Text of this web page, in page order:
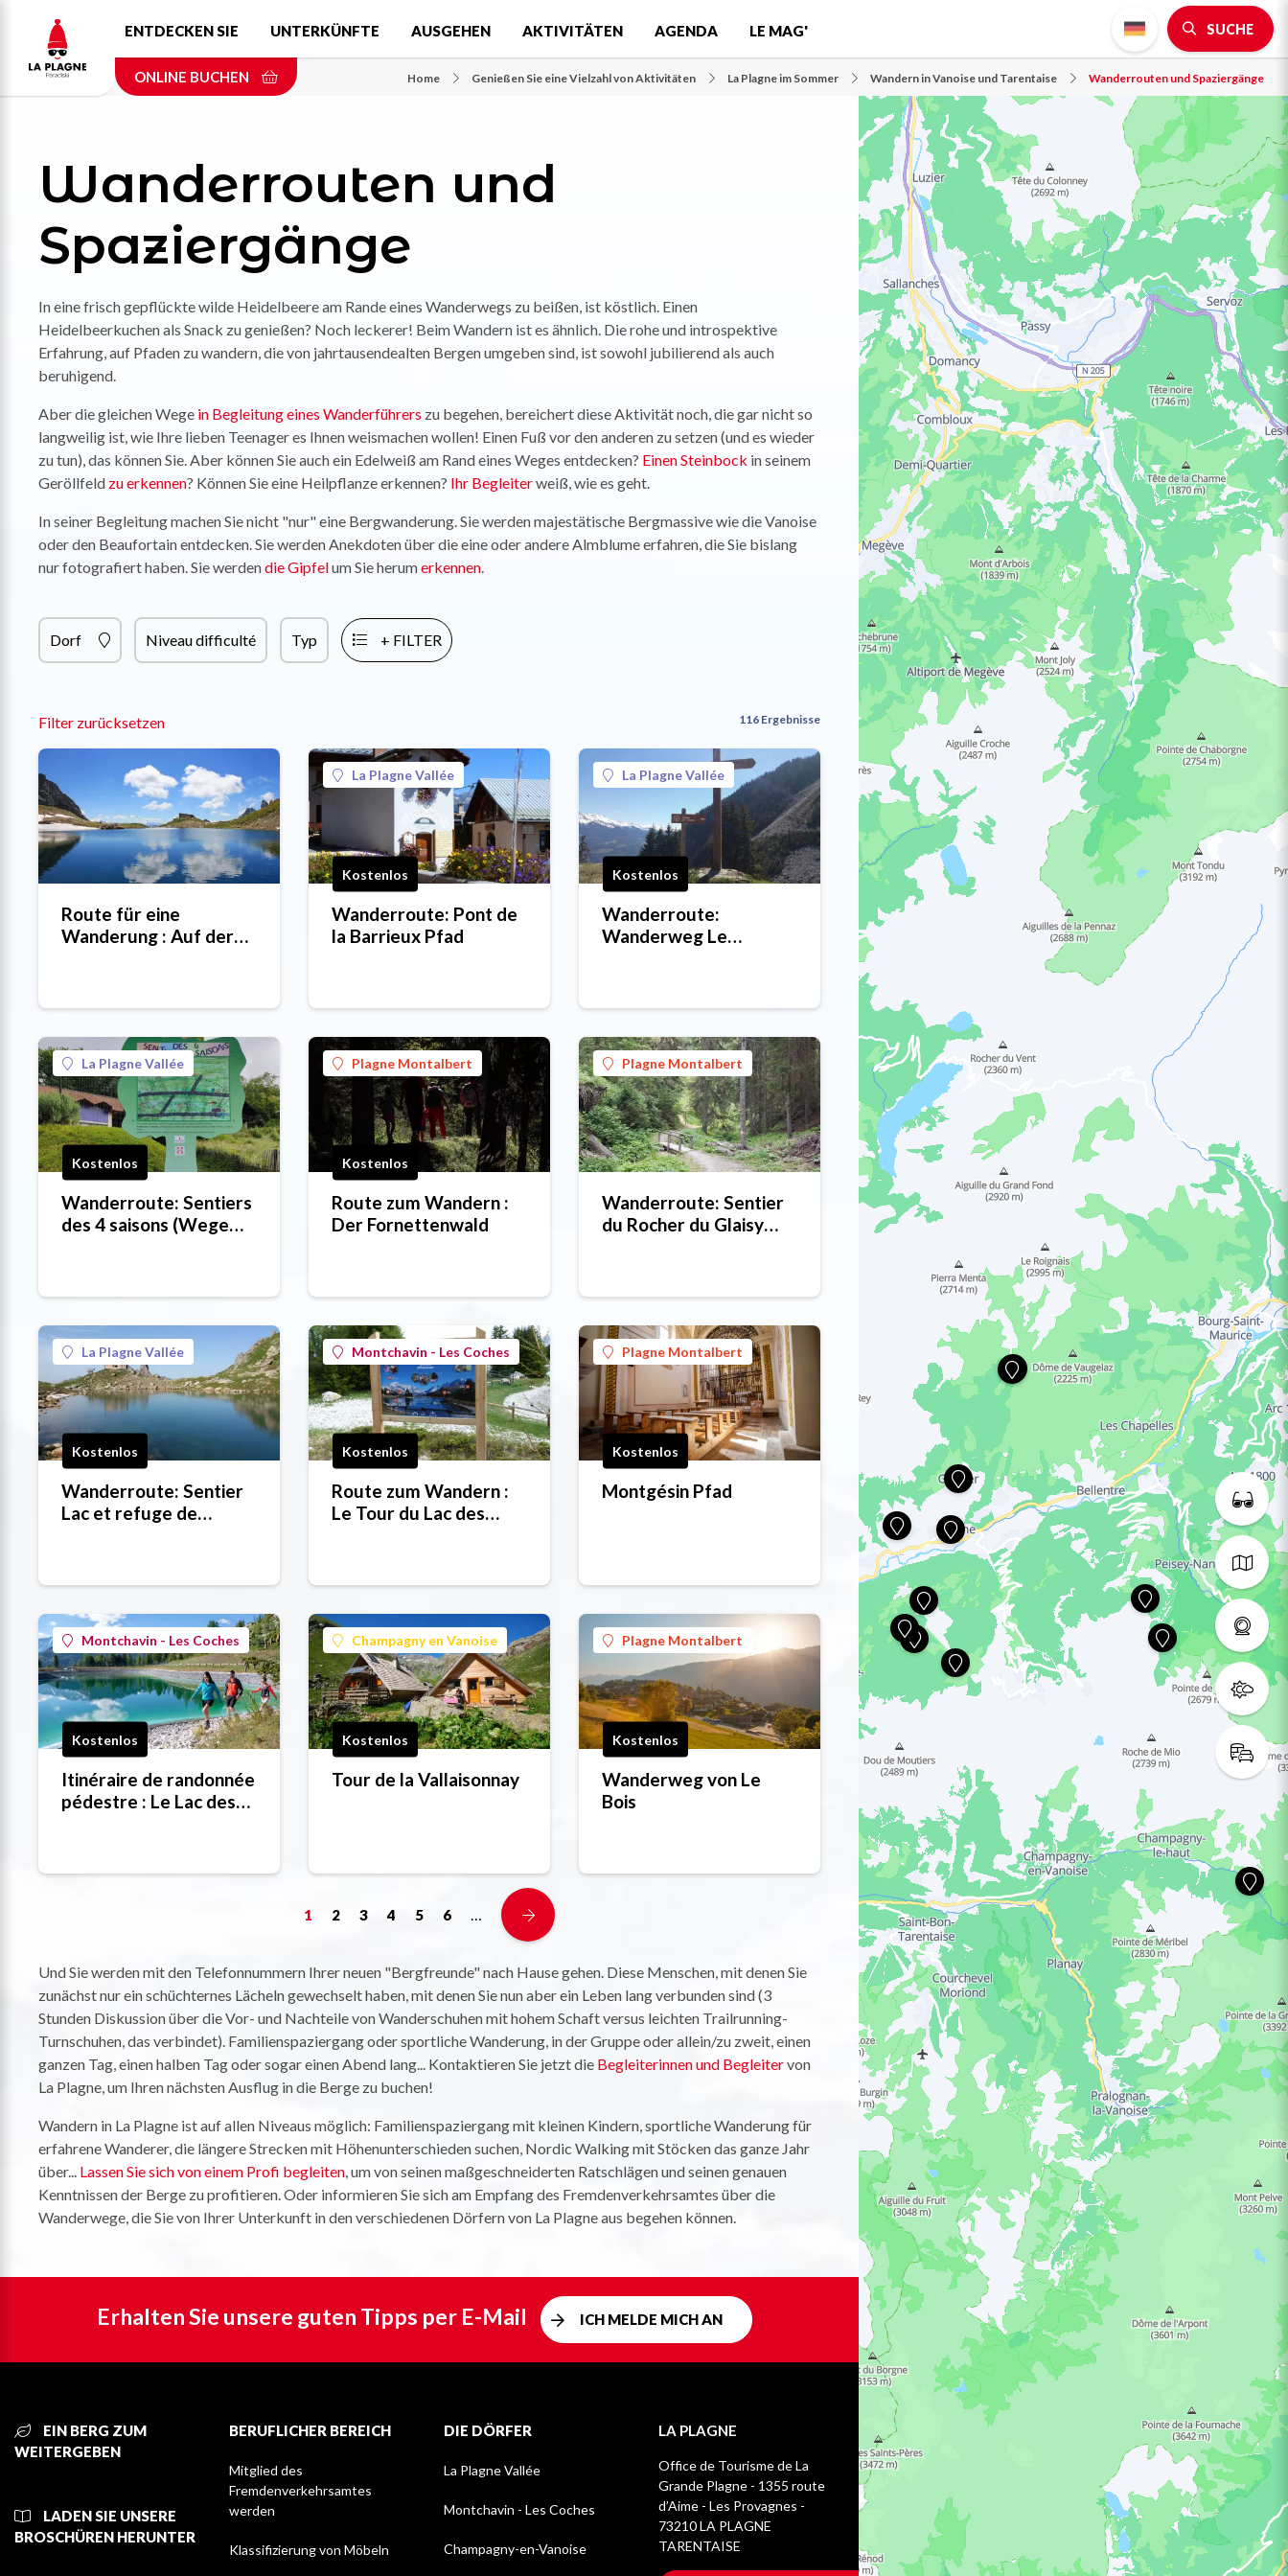
content
ENTDECKEN SIE UNTERKÜNFTE AUSGEHEN AKTIVITÄTEN AGENDA LE MAG' SUCHE
ONLINE BUCHEN Home Genießen Sie eine Vielzahl von Aktivitäten La Plagne im Sommer Wandern in Vanoise und Tarentaise Wanderrouten und Spaziergänge
Wanderrouten und
Spaziergänge
In eine frisch gepflückte wilde Heidelbeere am Rande eines Wanderwegs zu beißen, ist köstlich. Einen
Heidelbeerkuchen als Snack zu genießen? Noch leckerer! Beim Wandern ist es ähnlich. Die rohe und introspektive
Erfahrung, auf Pfaden zu wandern, die von jahrtausendealten Bergen umgeben sind, ist sowohl jubilierend als auch
beruhigend.
Aber die gleichen Wege in Begleitung eines Wanderführers zu begehen, bereichert diese Aktivität noch, die gar nicht so
langweilig ist, wie Ihre lieben Teenager es Ihnen weismachen wollen! Einen Fuß vor den anderen zu setzen (und es wieder
zu tun), das können Sie. Aber können Sie auch ein Edelweiß am Rand eines Weges entdecken? Einen Steinbock in seinem
Geröllfeld zu erkennen? Können Sie eine Heilpflanze erkennen? Ihr Begleiterweiß, wie es geht.
In seiner Begleitung machen Sie nicht "nur" eine Bergwanderung. Sie werden majestätische Bergmassive wie die Vanoise
oder den Beaufortain entdecken. Sie werden Anekdoten über die eine oder andere Almblume erfahren, die Sie bislang
nur fotografiert haben. Sie werdendie Gipfelum Sie herumerkennen.
Dorf Niveau difficulté Typ + FILTER
Filter zurücksetzen 116 Ergebnisse
Route für eine
Wanderung : Auf der
La Plagne Vallée
Kostenlos
Wanderroute: Pont de
la Barrieux Pfad
La Plagne Vallée
Kostenlos
Wanderroute:
Wanderweg Le
La Plagne Vallée
Kostenlos
Wanderroute: Sentiers
des 4 saisons (Wege
Plagne Montalbert
Kostenlos
Route zum Wandern :
Der Fornettenwald
Plagne Montalbert
Wanderroute: Sentier
du Rocher du Glaisy
La Plagne Vallée
Kostenlos
Wanderroute: Sentier
Lac et refuge de
Montchavin - Les Coches
Kostenlos
Route zum Wandern :
Le Tour du Lac des
Plagne Montalbert
Kostenlos
Montgésin Pfad
Montchavin - Les Coches
Kostenlos
Itinéraire de randonnée
pédestre : Le Lac des
Champagny en Vanoise
Kostenlos
Tour de la Vallaisonnay
Plagne Montalbert
Kostenlos
Wanderweg von Le
Bois
1 2 3 4 5 6 …
Und Sie werden mit den Telefonnummern Ihrer neuen "Bergfreunde" nach Hause gehen. Diese Menschen, mit denen Sie
zunächst nur ein schüchternes Lächeln gewechselt haben, mit denen Sie nun aber ein Leben lang verbunden sind (3
Stunden Diskussion über die Vor- und Nachteile von Wanderschuhen mit hohem Schaft versus leichten Trailrunning-
Turnschuhen, das verbindet). Familienspaziergang oder sportliche Wanderung, in der Gruppe oder allein/zu zweit, einen
ganzen Tag, einen halben Tag oder sogar einen Abend lang... Kontaktieren Sie jetzt die Begleiterinnen und Begleitervon
La Plagne, um Ihren nächsten Ausflug in die Berge zu buchen!
Wandern in La Plagne ist auf allen Niveaus möglich: Familienspaziergang mit kleinen Kindern, sportliche Wanderung für
erfahrene Wanderer, die längere Strecken mit Höhenunterschieden suchen, Nordic Walking mit Stöcken das ganze Jahr
über... Lassen Sie sich von einem Profi begleiten, um von seinen maßgeschneiderten Ratschlägen und seinen genauen
Kenntnissen der Berge zu profitieren. Oder informieren Sie sich am Empfang des Fremdenverkehrsamtes über die
Wanderwege, die Sie von Ihrer Unterkunft in den verschiedenen Dörfern von La Plagne aus begehen können.
Erhalten Sie unsere guten Tipps per E-Mail ICH MELDE MICH AN
EIN BERG ZUM
WEITERGEBEN
LADEN SIE UNSERE
BROSCHÜREN HERUNTER
BERUFLICHER BEREICH
Mitglied des
Fremdenverkehrsamtes
werden
Klassifizierung von Möbeln
DIE DÖRFER
La Plagne Vallée
Montchavin - Les Coches
Champagny-en-Vanoise
LA PLAGNE
Office de Tourisme de La
Grande Plagne - 1355 route
d’Aime - Les Provagnes -
73210 LA PLAGNE
TARENTAISE